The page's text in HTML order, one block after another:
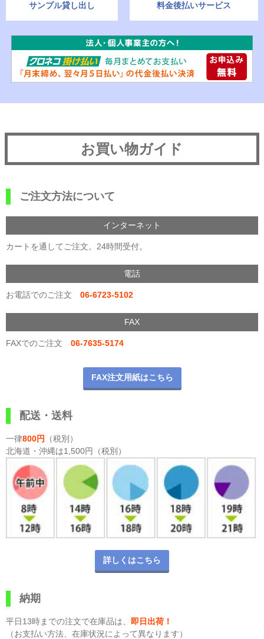
サンプル貸し出し 料金後払いサービス
お買い物ガイド
ご注文方法について
インターネット
カートを通してご注文。24時間受付。
電話
お電話でのご注文 06-6723-5102
FAX
FAXでのご注文 06-7635-5174
FAX注文用紙はこちら
配送・送料
一律800円
（税別）
北海道・沖縄は1,500円（税別）
詳しくはこちら
納期
平日13時までの注文で在庫品は、 即日出荷！
（お支払い方法、在庫状況によって異なります）